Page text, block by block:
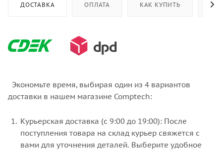
ДОСТАВКА ОПЛАТА КАК КУПИТЬ
Экономьте время, выбирая один из 4 вариантов
доставки в нашем магазине Comptech:
Курьерская доставка (с 9:00 до 19:00): После
поступления товара на склад курьер свяжется с
вами для уточнения деталей. Выберите удобное